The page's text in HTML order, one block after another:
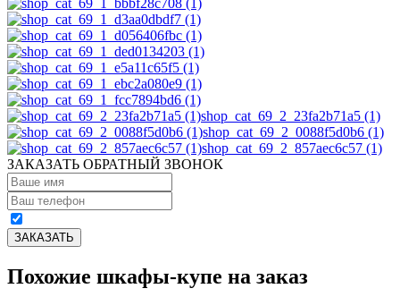
shop_cat_69_2_23fa2b71a5 (1)
shop_cat_69_2_0088f5d0b6 (1)
shop_cat_69_2_857aec6c57 (1)
ЗАКАЗАТЬ ОБРАТНЫЙ ЗВОНОК
Похожие шкафы-купе на заказ